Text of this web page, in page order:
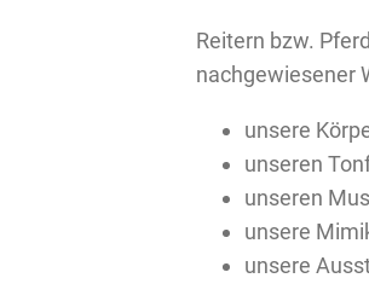
Reitern bzw.
nachgewiesener
unsere
unseren
unseren
unsere
unsere